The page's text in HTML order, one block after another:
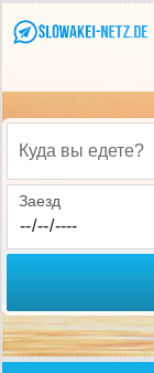
Куда вы едете?
Заезд